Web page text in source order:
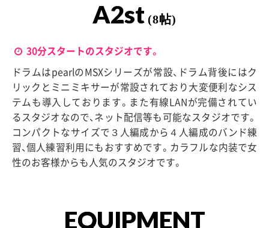
A2st (8帖)
30分スタートのスタジオです。
ドラムはpearlのMSXシリーズが常設、ドラム背後にはク
リックとミニミキサーが常設されており大変便利なシス
テムも導入しております。また有線LANが完備されてい
るスタジオなので、ネット配信等も可能なスタジオです。
コンパクトなサイズで３人編成から４人編成のバンド練
習、個人練習利用にもおすすめです。カラフルな内装で女
性のお客様からも人気のスタジオです。
EQUIPMENT